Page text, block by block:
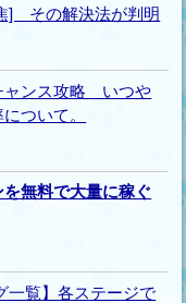
] その解決法が判明
ャンス攻略 いつや
ついて。
無料で大量に稼ぐ
一覧】各ステージで